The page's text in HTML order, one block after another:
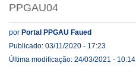
PPGAU04
por Portal PPGAU Faued
Publicado: 03/11/2020 - 17:23
Última modificação: 24/03/2021 - 10:14